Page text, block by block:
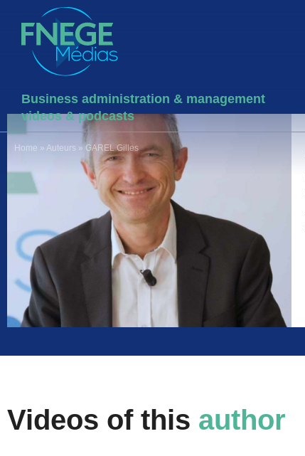
Business administration & management
videos & podcasts
Home » Auteurs » GAREL Gilles
Videos of this author